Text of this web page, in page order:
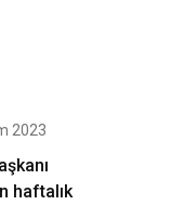
2023
haftalık